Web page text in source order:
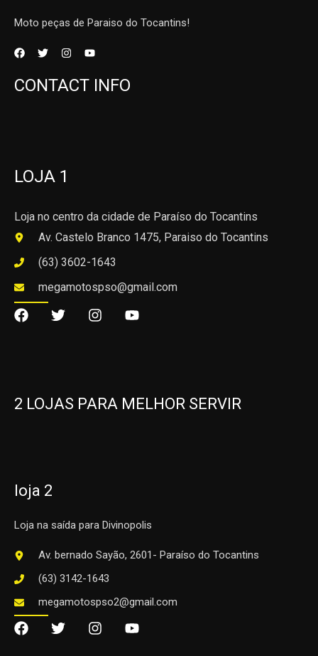
Moto peças de Paraiso do Tocantins!
CONTACT INFO
LOJA 1
Loja no centro da cidade de Paraíso do Tocantins
Av. Castelo Branco 1475, Paraiso do Tocantins
(63) 3602-1643
megamotospso@gmail.com
2 LOJAS PARA MELHOR SERVIR
loja 2
Loja na saída para Divinopolis
Av. bernado Sayão, 2601- Paraíso do Tocantins
(63) 3142-1643
megamotospso2@gmail.com